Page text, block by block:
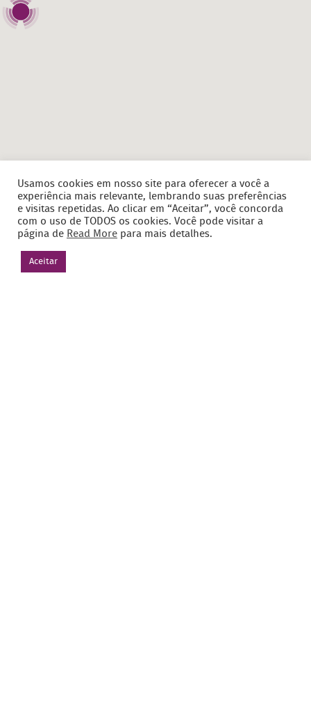
Usamos cookies em nosso site para oferecer a você a
experiência mais relevante, lembrando suas preferências
e visitas repetidas. Ao clicar em “Aceitar”, você concorda
com o uso de TODOS os cookies. Você pode visitar a
página de Read More para mais detalhes.
Aceitar